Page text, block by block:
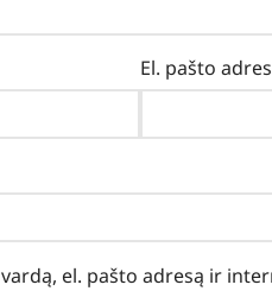
El. pašto
el. pašto adresą ir